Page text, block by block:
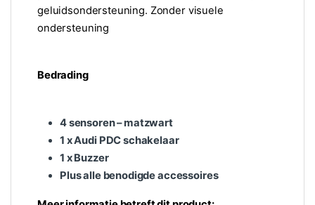
geluidsondersteuning. Zonder visuele
ondersteuning
Bedrading
4 sensoren – matzwart
1 x Audi PDC schakelaar
1 x Buzzer
Plus alle benodigde accessoires